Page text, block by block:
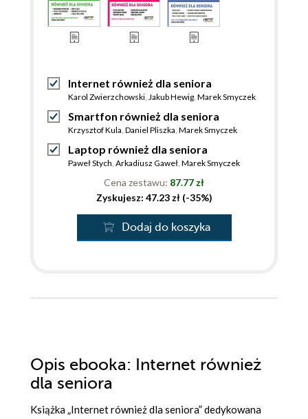
Internet również dla seniora
Karol Zwierzchowski, Jakub Hewig, Marek Smyczek
Smartfon również dla seniora
Krzysztof Kula, Daniel Pliszka, Marek Smyczek
Laptop również dla seniora
Paweł Stych, Arkadiusz Gaweł, Marek Smyczek
Cena zestawu: 87.77 zł
Zyskujesz: 47.23 zł (-35%)
Dodaj do koszyka
Opis ebooka: Internet również
dla seniora
Książka „Internet również dla seniora” dedykowana